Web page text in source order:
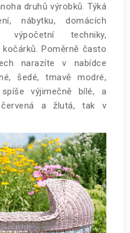
druhů výrobků. Týká
nábytku, domácích
výpočetní techniky,
Poměrně často
narazíte v nabídce
šedé, tmavě modré,
výjimečně bílé, a
a žlutá, tak v